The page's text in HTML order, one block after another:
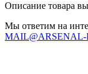
Описание товара
Мы ответим на